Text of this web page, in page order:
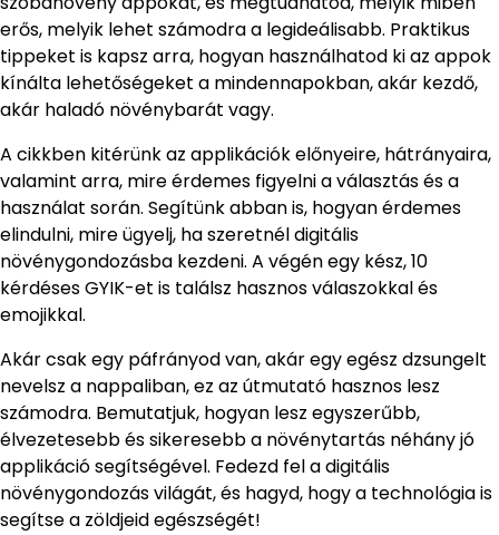
erős, melyik lehet számodra a legideálisabb. Praktikus
tippeket is kapsz arra, hogyan használhatod ki az appok
kínálta lehetőségeket a mindennapokban, akár kezdő,
akár haladó növénybarát vagy.
A cikkben kitérünk az applikációk előnyeire, hátrányaira,
valamint arra, mire érdemes figyelni a választás és a
használat során. Segítünk abban is, hogyan érdemes
elindulni, mire ügyelj, ha szeretnél digitális
növénygondozásba kezdeni. A végén egy kész, 10
kérdéses GYIK-et is találsz hasznos válaszokkal és
emojikkal.
Akár csak egy páfrányod van, akár egy egész dzsungelt
nevelsz a nappaliban, ez az útmutató hasznos lesz
számodra. Bemutatjuk, hogyan lesz egyszerűbb,
élvezetesebb és sikeresebb a növénytartás néhány jó
applikáció segítségével. Fedezd fel a digitális
növénygondozás világát, és hagyd, hogy a technológia is
segítse a zöldjeid egészségét!